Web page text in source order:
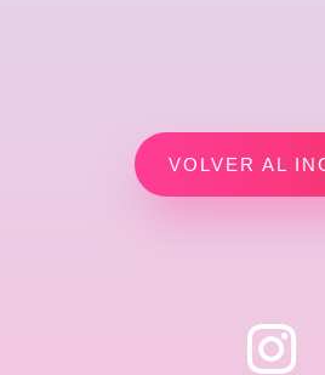
VOLVER AL